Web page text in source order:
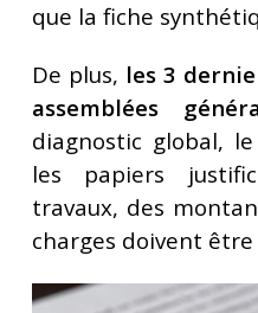
que la fiche
De plus, les 3
assemblées
diagnostic global,
les papiers
travaux, des
charges doivent